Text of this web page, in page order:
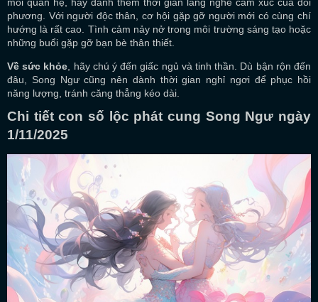
phương. Với người độc thân, cơ hội gặp gỡ người mới có cùng chí
hướng là rất cao. Tình cảm nảy nở trong môi trường sáng tạo hoặc
những buổi gặp gỡ bạn bè thân thiết.
Về sức khỏe , hãy chú ý đến giấc ngủ và tinh thần. Dù bận rộn đến
đâu, Song Ngư cũng nên dành thời gian nghỉ ngơi để phục hồi
năng lượng, tránh căng thẳng kéo dài.
Chi tiết con số lộc phát cung Song Ngư ngày
1/11/2025